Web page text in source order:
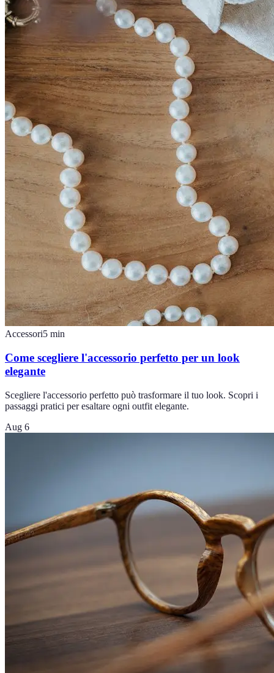
Accessori5 min
Come scegliere l'accessorio perfetto per un look
elegante
Scegliere l'accessorio perfetto può trasformare il tuo look. Scopri i
passaggi pratici per esaltare ogni outfit elegante.
Aug 6